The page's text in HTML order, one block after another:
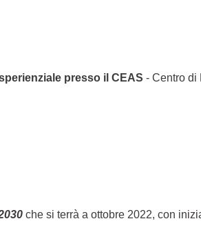
presso il CEAS - Centro di
che si terrà a ottobre 2022, con